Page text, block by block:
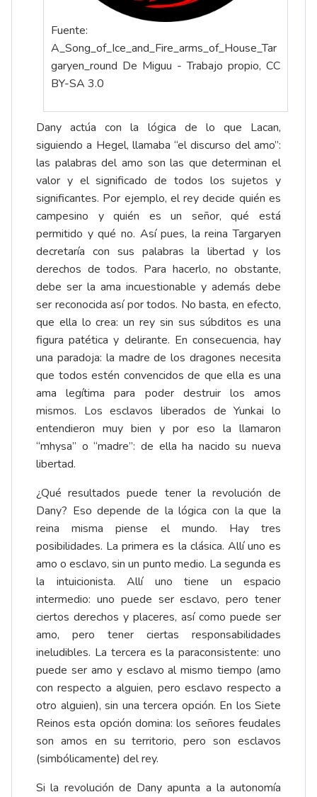
Fuente:
A_Song_of_Ice_and_Fire_arms_of_House_Tar
garyen_round De Miguu - Trabajo propio, CC
BY-SA 3.0
Dany actúa con la lógica de lo que Lacan,
siguiendo a Hegel, llamaba “el discurso del amo”:
las palabras del amo son las que determinan el
valor y el significado de todos los sujetos y
significantes. Por ejemplo, el rey decide quién es
campesino y quién es un señor, qué está
permitido y qué no. Así pues, la reina Targaryen
decretaría con sus palabras la libertad y los
derechos de todos. Para hacerlo, no obstante,
debe ser la ama incuestionable y además debe
ser reconocida así por todos. No basta, en efecto,
que ella lo crea: un rey sin sus súbditos es una
figura patética y delirante. En consecuencia, hay
una paradoja: la madre de los dragones necesita
que todos estén convencidos de que ella es una
ama legítima para poder destruir los amos
mismos. Los esclavos liberados de Yunkai lo
entendieron muy bien y por eso la llamaron
“mhysa” o “madre”: de ella ha nacido su nueva
libertad.
¿Qué resultados puede tener la revolución de
Dany? Eso depende de la lógica con la que la
reina misma piense el mundo. Hay tres
posibilidades. La primera es la clásica. Allí uno es
amo o esclavo, sin un punto medio. La segunda es
la intuicionista. Allí uno tiene un espacio
intermedio: uno puede ser esclavo, pero tener
ciertos derechos y placeres, así como puede ser
amo, pero tener ciertas responsabilidades
ineludibles. La tercera es la paraconsistente: uno
puede ser amo y esclavo al mismo tiempo (amo
con respecto a alguien, pero esclavo respecto a
otro alguien), sin una tercera opción. En los Siete
Reinos esta opción domina: los señores feudales
son amos en su territorio, pero son esclavos
(simbólicamente) del rey.
Si la revolución de Dany apunta a la autonomía